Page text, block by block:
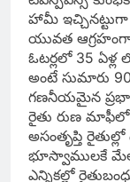
హామీ ఇచ్చినట్టుగా
యువత
ఓటర్లలో 35 ఏళ్ల
అంటే సుమారు
గణనీయమైన
రైతు రుణ
అసంతృప్తి
భూస్వాములకే
ఎన్నికల్లో